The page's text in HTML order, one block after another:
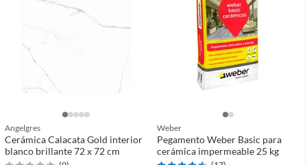
Angelgres
Cerámica Calacata Gold interior
blanco brillante 72 x 72 cm
Weber
Pegamento Weber Basic para
cerámica impermeable 25 kg